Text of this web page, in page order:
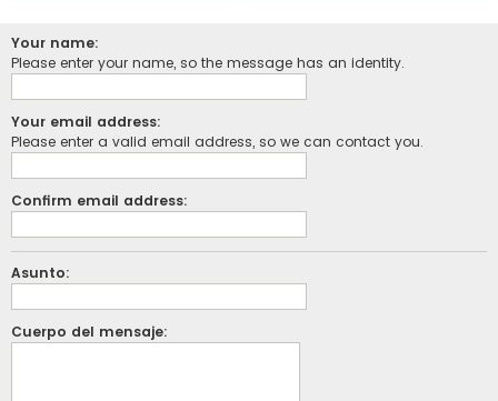
Your name:
Please enter your name, so the message has an identity.
Your email address:
Please enter a valid email address, so we can contact you.
Confirm email address:
Asunto:
Cuerpo del mensaje: